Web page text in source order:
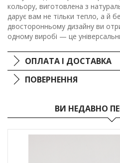
кольору, виготовлена з
дарує вам не тільки тепло, а й
двосторонньому дизайну ви
одному виробі — це
неймовірний комфорт у будь-яку
ОПЛАТА І ДОСТАВКА
ПОВЕРНЕННЯ
ВИ НЕДАВНО